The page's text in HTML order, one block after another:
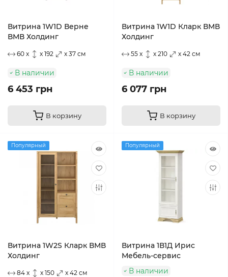
Витрина 1W1D Верне
ВМВ Холдинг
60 x x 192 x 37 см
В наличии
6 453 грн
В корзину
Витрина 1W1D Кларк ВМВ
Холдинг
55 x x 210 x 42 см
В наличии
6 077 грн
В корзину
Популярный
Витрина 1W2S Кларк ВМВ
Холдинг
84 x x 150 x 42 см
Популярный
Витрина 1В1Д Ирис
Мебель-сервис
В наличии